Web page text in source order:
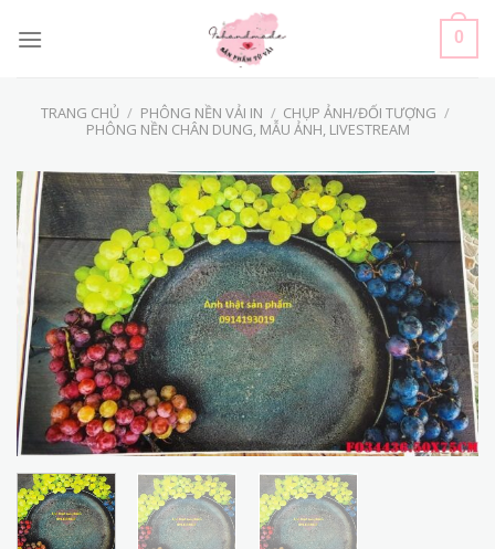
0
TRANG CHỦ / PHÔNG NỀN VẢI IN / CHỤP ẢNH/ĐỐI TƯỢNG /
PHÔNG NỀN CHÂN DUNG, MẪU ẢNH, LIVESTREAM